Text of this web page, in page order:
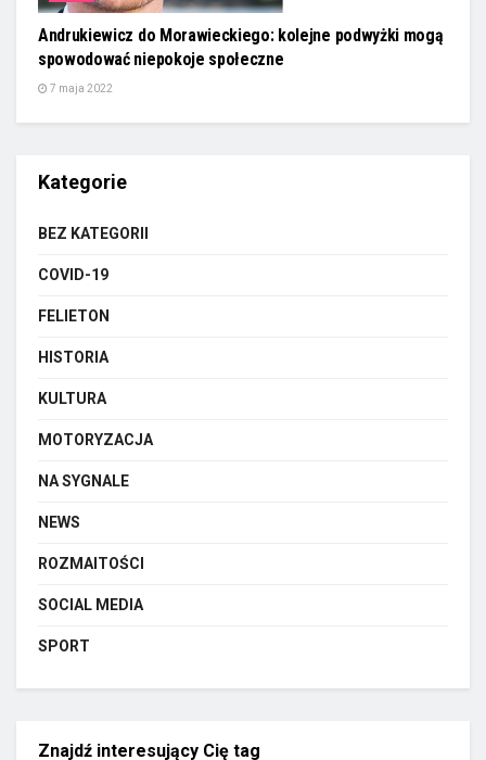
Andrukiewicz do Morawieckiego: kolejne podwyżki mogą
spowodować niepokoje społeczne
7 maja 2022
Kategorie
BEZ KATEGORII
COVID-19
FELIETON
HISTORIA
KULTURA
MOTORYZACJA
NA SYGNALE
NEWS
ROZMAITOŚCI
SOCIAL MEDIA
SPORT
Znajdź interesujący Cię tag